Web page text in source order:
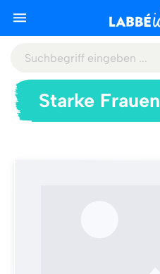
Starke Frauen